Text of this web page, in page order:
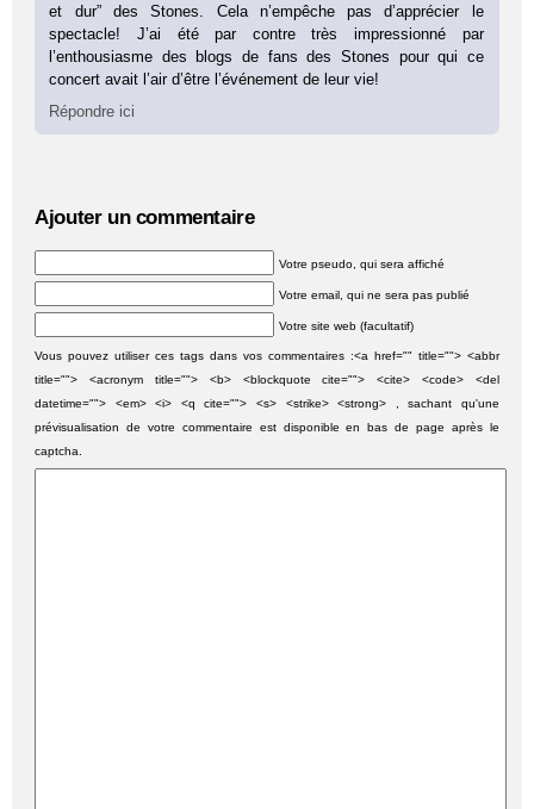
et dur” des Stones. Cela n’empêche pas d’apprécier le
spectacle! J’ai été par contre très impressionné par
l’enthousiasme des blogs de fans des Stones pour qui ce
concert avait l’air d’être l’événement de leur vie!
Répondre ici
Ajouter un commentaire
Votre pseudo, qui sera affiché
Votre email, qui ne sera pas publié
Votre site web (facultatif)
Vous pouvez utiliser ces tags dans vos commentaires :<a href="" title=""> <abbr
title=""> <acronym title=""> <b> <blockquote cite=""> <cite> <code> <del
datetime=""> <em> <i> <q cite=""> <s> <strike> <strong> , sachant qu'une
prévisualisation de votre commentaire est disponible en bas de page après le
captcha.